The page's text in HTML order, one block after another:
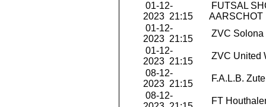
01-12-
2023 21:15
FUTSAL
AARSCHOT
01-12-
2023 21:15
ZVC Solona
01-12-
2023 21:15
ZVC United
08-12-
2023 21:15
F.A.L.B.
08-12-
FT